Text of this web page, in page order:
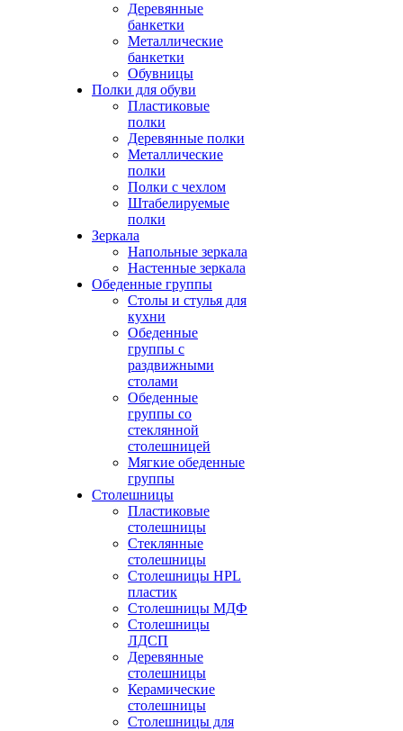
Деревянные
банкетки
Металлические
банкетки
Обувницы
Полки для обуви
Пластиковые
полки
Деревянные полки
Металлические
полки
Полки с чехлом
Штабелируемые
полки
Зеркала
Напольные зеркала
Настенные зеркала
Обеденные группы
Столы и стулья для
кухни
Обеденные
группы с
раздвижными
столами
Обеденные
группы со
стеклянной
столешницей
Мягкие обеденные
группы
Столешницы
Пластиковые
столешницы
Стеклянные
столешницы
Столешницы HPL
пластик
Столешницы МДФ
Столешницы
ЛДСП
Деревянные
столешницы
Керамические
столешницы
Столешницы для